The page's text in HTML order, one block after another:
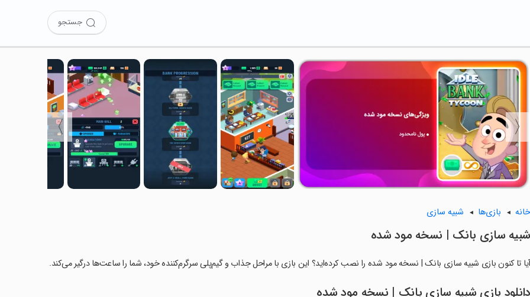
جستجو
〈
〉
خانه بازی‌ها شبیه سازی
شبیه سازی بانک | نسخه مود شده
آیا تا کنون بازی شبیه سازی بانک | نسخه مود شده را نصب کرده‌اید؟ این بازی با مراحل جذاب و گیم‌پلی سرگرم‌کننده خود، شما را ساعت‌ها درگیر می‌کند.
دانلود بازی شبیه سازی بانک | نسخه مود شده